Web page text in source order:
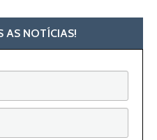
AS NOTÍCIAS!